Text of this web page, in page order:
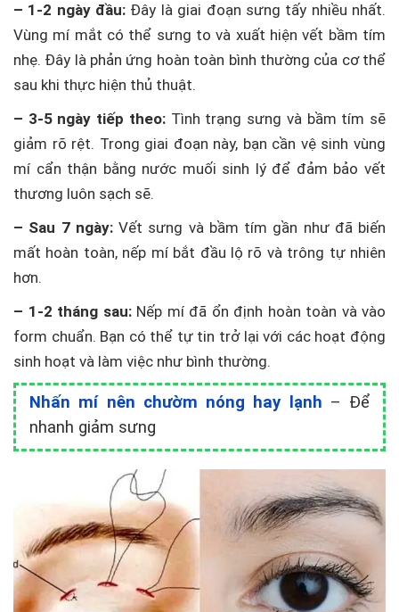
– 1-2 ngày đầu: Đây là giai đoạn sưng tấy nhiều nhất.
Vùng mí mắt có thể sưng to và xuất hiện vết bầm tím
nhẹ. Đây là phản ứng hoàn toàn bình thường của cơ thể
sau khi thực hiện thủ thuật.
– 3-5 ngày tiếp theo:Tình trạng sưng và bầm tím sẽ
giảm rõ rệt. Trong giai đoạn này, bạn cần vệ sinh vùng
mí cẩn thận bằng nước muối sinh lý để đảm bảo vết
thương luôn sạch sẽ.
– Sau 7 ngày:Vết sưng và bầm tím gần như đã biến
mất hoàn toàn, nếp mí bắt đầu lộ rõ và trông tự nhiên
hơn.
– 1-2 tháng sau:Nếp mí đã ổn định hoàn toàn và vào
form chuẩn. Bạn có thể tự tin trở lại với các hoạt động
sinh hoạt và làm việc như bình thường.
Nhấn mí nên chườm nóng hay lạnh – Để
nhanh giảm sưng